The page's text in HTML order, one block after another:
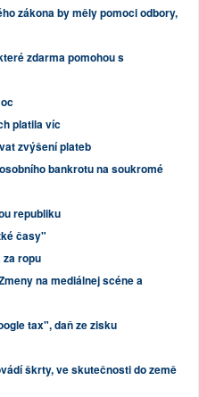
zákona by měly pomoci odbory,
zdarma pomohou s
platila víc
zvýšení plateb
bankrotu na soukromé
republiku
časy"
za ropu
na mediálnej scéne a
tax", daň ze zisku
škrty, ve skutečnosti do země